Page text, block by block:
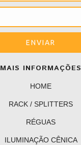
MAIS INFORMAÇÕES
HOME
RACK / SPLITTERS
RÉGUAS
ILUMINAÇÃO CÊNICA